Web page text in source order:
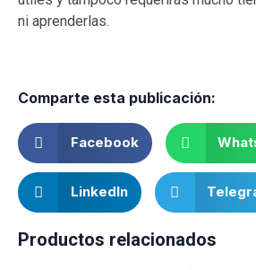
ni aprenderlas.
Comparte esta publicación:
Facebook
LinkedIn
Productos relacionados